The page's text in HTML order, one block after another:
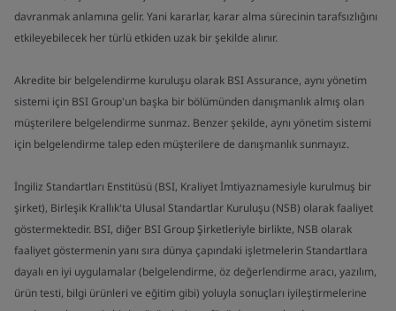
davranmak anlamına gelir. Yani kararlar, karar alma sürecinin tarafsızlığını
etkileyebilecek her türlü etkiden uzak bir şekilde alınır.
Akredite bir belgelendirme kuruluşu olarak BSI Assurance, aynı yönetim
sistemi için BSI Group'un başka bir bölümünden danışmanlık almış olan
müşterilere belgelendirme sunmaz. Benzer şekilde, aynı yönetim sistemi
için belgelendirme talep eden müşterilere de danışmanlık sunmayız.
İngiliz Standartları Enstitüsü (BSI, Kraliyet İmtiyaznamesiyle kurulmuş bir
şirket), Birleşik Krallık'ta Ulusal Standartlar Kuruluşu (NSB) olarak faaliyet
göstermektedir. BSI, diğer BSI Group Şirketleriyle birlikte, NSB olarak
faaliyet göstermenin yanı sıra dünya çapındaki işletmelerin Standartlara
dayalı en iyi uygulamalar (belgelendirme, öz değerlendirme aracı, yazılım,
ürün testi, bilgi ürünleri ve eğitim gibi) yoluyla sonuçları iyileştirmelerine